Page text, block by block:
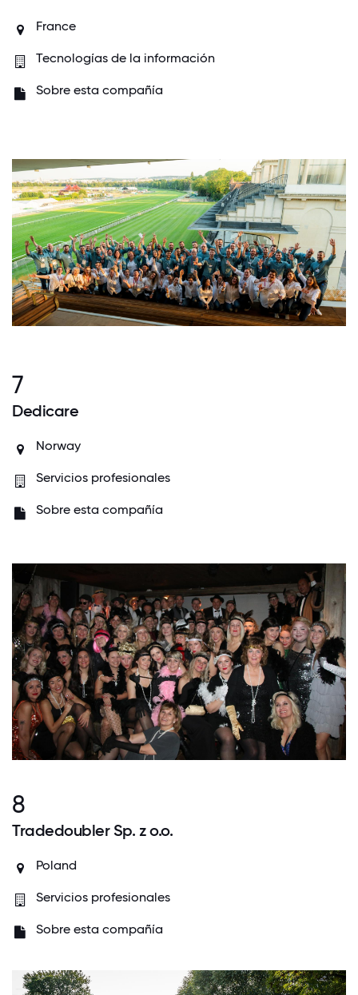
France
Tecnologías de la información
Sobre esta compañía
7
Dedicare
Norway
Servicios profesionales
Sobre esta compañía
8
Tradedoubler Sp. z o.o.
Poland
Servicios profesionales
Sobre esta compañía